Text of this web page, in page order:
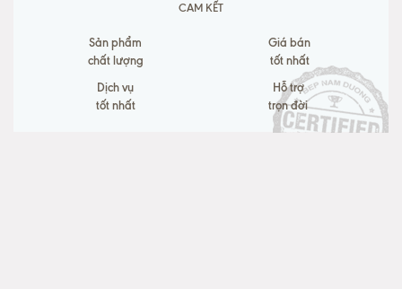
CAM KẾT
Sản phẩm
chất lượng
Giá bán
tốt nhất
Dịch vụ
tốt nhất
Hỗ trợ
trọn đời